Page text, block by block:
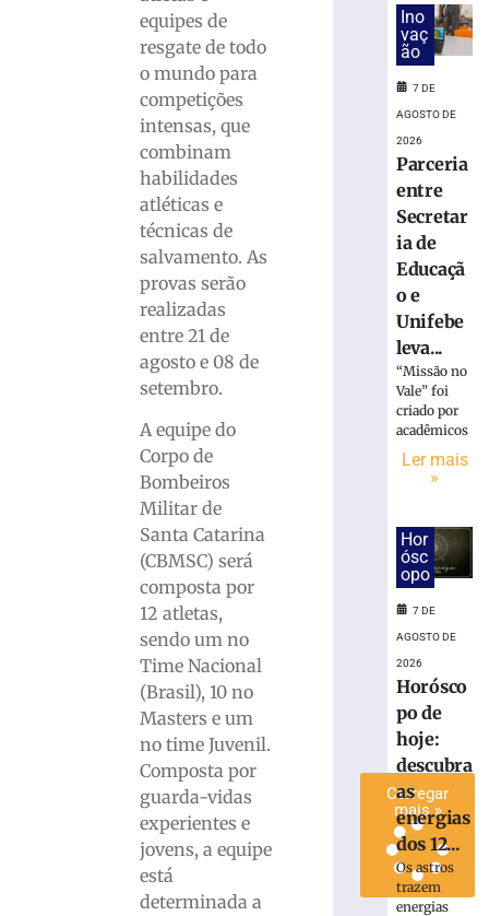
equipes de
resgate de todo
o mundo para
competições
intensas, que
combinam
habilidades
atléticas e
técnicas de
salvamento. As
provas serão
realizadas
entre 21 de
agosto e 08 de
setembro.
A equipe do
Corpo de
Bombeiros
Militar de
Santa Catarina
(CBMSC) será
composta por
12 atletas,
sendo um no
Time Nacional
(Brasil), 10 no
Masters e um
no time Juvenil.
Composta por
guarda-vidas
experientes e
jovens, a equipe
está
determinada a
mobiliza
Bombeiros,
Brusque
agosto
mais
Trabalhador
terceirizado
sofre
queda
obra
Havan
Brusque
mais
Carregar
mais »
Ino
vaç
ão
7 DE
AGOSTO DE
2026
Parceria
entre
Secretar
ia de
Educaçã
o e
Unifebe
leva...
“Missão no
Vale” foi
criado por
acadêmicos
Ler mais
»
Hor
ósc
opo
7 DE
AGOSTO DE
2026
Horósco
po de
hoje:
descubra
as
energias
dos 12...
Os astros
trazem
energias